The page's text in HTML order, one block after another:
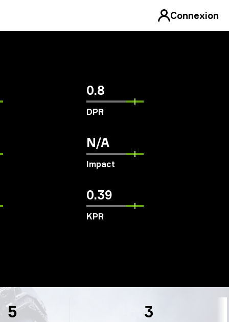
Connexion
0.8
DPR
N/A
Impact
0.39
KPR
5 3